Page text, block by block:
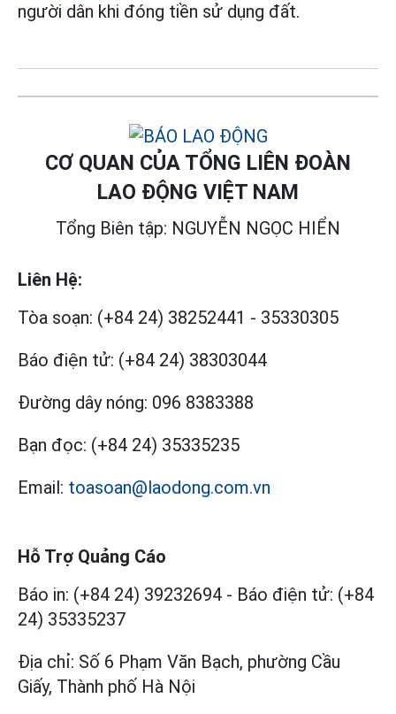
người dân khi đóng tiền sử dụng đất.
CƠ QUAN CỦA TỔNG LIÊN ĐOÀN
LAO ĐỘNG VIỆT NAM
Tổng Biên tập: NGUYỄN NGỌC HIỂN
Liên Hệ:
Tòa soạn: (+84 24) 38252441 - 35330305
Báo điện tử: (+84 24) 38303044
Đường dây nóng: 096 8383388
Bạn đọc: (+84 24) 35335235
Email: toasoan@laodong.com.vn
Hỗ Trợ Quảng Cáo
Báo in: (+84 24) 39232694 - Báo điện tử: (+84
24) 35335237
Địa chỉ: Số 6 Phạm Văn Bạch, phường Cầu
Giấy, Thành phố Hà Nội